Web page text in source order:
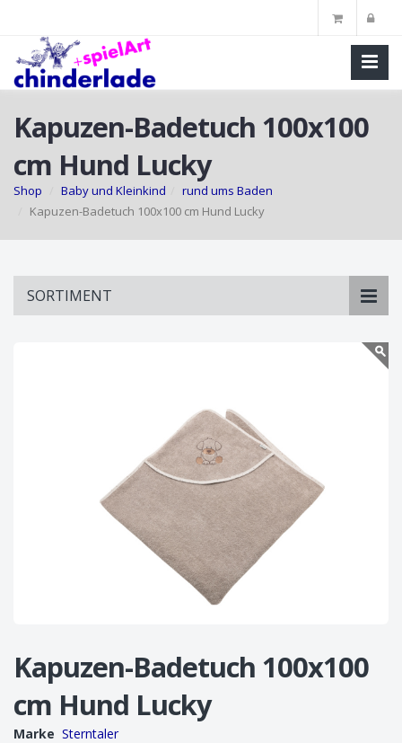
Kapuzen-Badetuch 100x100
cm Hund Lucky
Shop Baby und Kleinkind
rund ums Baden
Kapuzen-Badetuch 100x100 cm Hund Lucky
SORTIMENT
Kapuzen-Badetuch 100x100
cm Hund Lucky
Marke Sterntaler